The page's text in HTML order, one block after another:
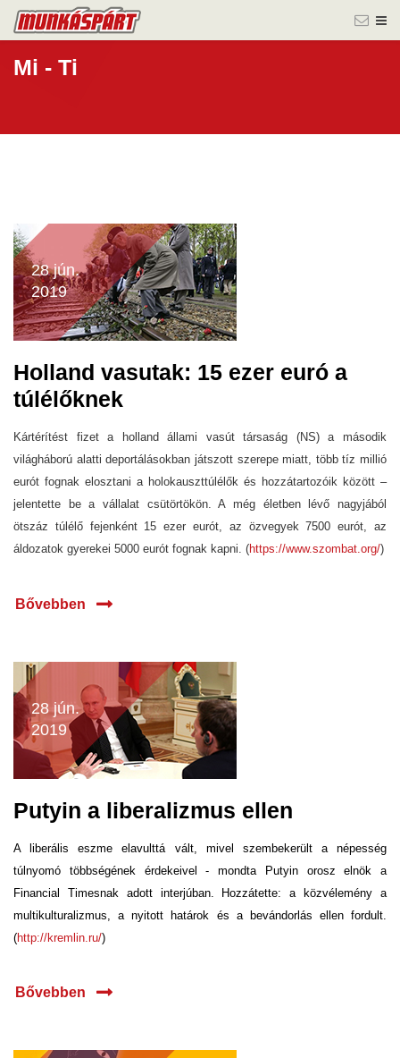
Mi - Ti
28 jún.
2019
Holland vasutak: 15 ezer euró a
túlélőknek
Kártérítést fizet a holland állami vasút társaság (NS) a második
világháború alatti deportálásokban játszott szerepe miatt, több tíz millió
eurót fognak elosztani a holokauszttúlélők és hozzátartozóik között –
jelentette be a vállalat csütörtökön. A még életben lévő nagyjából
ötszáz túlélő fejenként 15 ezer eurót, az özvegyek 7500 eurót, az
áldozatok gyerekei 5000 eurót fognak kapni. (https://www.szombat.org/)
Bővebben
28 jún.
2019
Putyin a liberalizmus ellen
A liberális eszme elavulttá vált, mivel szembekerült a népesség
túlnyomó többségének érdekeivel - mondta Putyin orosz elnök a
Financial Timesnak adott interjúban. Hozzátette: a közvélemény a
multikulturalizmus, a nyitott határok és a bevándorlás ellen fordult.
(http://kremlin.ru/)
Bővebben